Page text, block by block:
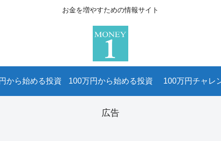
お金を増やすための情報サイト
から始める投資 100万円から始める投資 100万円チャレ
広告